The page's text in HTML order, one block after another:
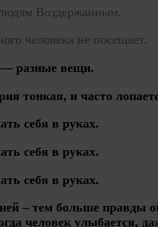
Воздержанным.
человека не посещает.
— разные вещи.
тонкая, и часто
себя в руках.
себя в руках.
себя в руках.
– тем больше правды
человек улыбается,